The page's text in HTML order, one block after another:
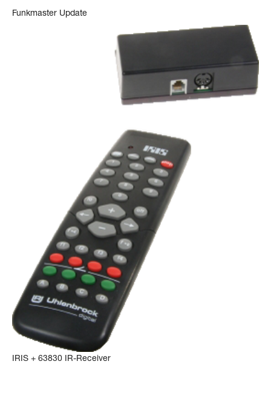
Funkmaster Update
IRIS + 63830 IR-Receiver